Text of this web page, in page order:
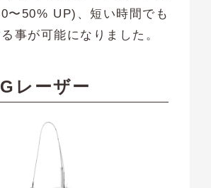
〜50% UP)、短い時間でも
事が可能になりました。
レーザー